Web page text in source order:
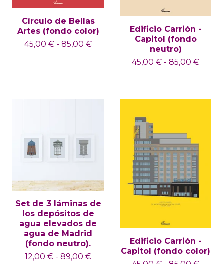
Círculo de Bellas
Artes (fondo color)
45,00 € - 85,00 €
Edificio Carrión -
Capitol (fondo
neutro)
45,00 € - 85,00 €
Set de 3 láminas de
los depósitos de
agua elevados de
agua de Madrid
(fondo neutro).
12,00 € - 89,00 €
Edificio Carrión -
Capitol (fondo color)